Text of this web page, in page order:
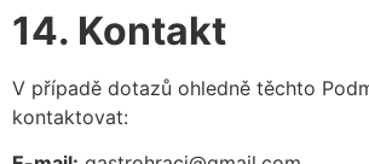
14. Kontakt
V případě dotazů ohledně těchto
kontaktovat: